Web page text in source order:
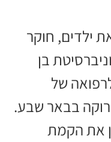
ילדים, חוקר
בן
של
בבאר שבע.
את הקמת